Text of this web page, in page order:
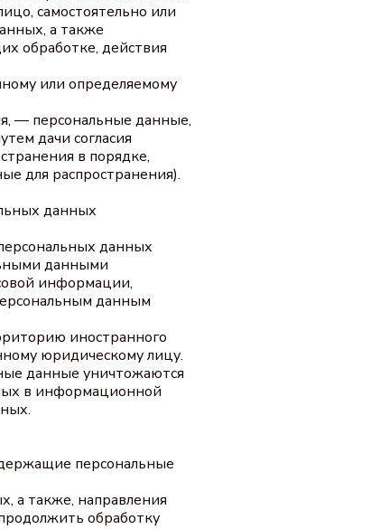
самостоятельно или
а также
обработке, действия
или определяемому
— персональные данные,
дачи согласия
в порядке,
для распространения).
данных
данных
данными
информации,
данным
иностранного
юридическому лицу.
данные уничтожаются
в информационной
персональные
а также, направления
обработку